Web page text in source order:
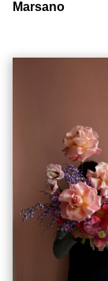
Marsano